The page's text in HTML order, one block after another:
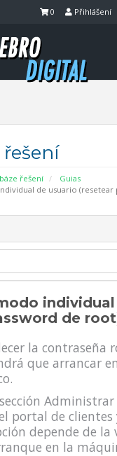
Přihlášení
0
řešení
řešení
Guias
de usuario
de
la contraseña
que arrancar
Administrar
portal de clientes
depende de la
en la